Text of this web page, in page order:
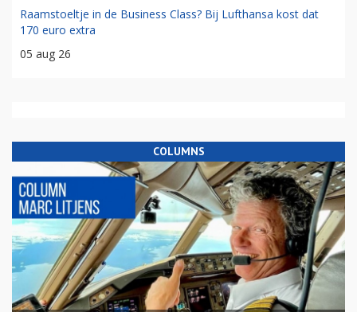
Raamstoeltje in de Business Class? Bij Lufthansa kost dat
170 euro extra
05 aug 26
COLUMNS